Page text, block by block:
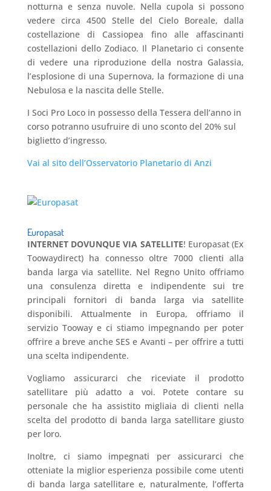
notturna e senza nuvole. Nella cupola si possono
vedere circa 4500 Stelle del Cielo Boreale, dalla
costellazione di Cassiopea fino alle affascinanti
costellazioni dello Zodiaco. Il Planetario ci consente
di vedere una riproduzione della nostra Galassia,
l’esplosione di una Supernova, la formazione di una
Nebulosa e la nascita delle Stelle.
I Soci Pro Loco in possesso della Tessera dell’anno in
corso potranno usufruire di uno sconto del 20% sul
biglietto d’ingresso.
Vai al sito dell’Osservatorio Planetario di Anzi
Europasat
INTERNET DOVUNQUE VIA SATELLITE! Europasat (Ex
Toowaydirect) ha connesso oltre 7000 clienti alla
banda larga via satellite. Nel Regno Unito offriamo
una consulenza diretta e indipendente sui tre
principali fornitori di banda larga via satellite
disponibili. Attualmente in Europa, offriamo il
servizio Tooway e ci stiamo impegnando per poter
offrire a breve anche SES e Avanti – per offrire a tutti
una scelta indipendente.
Vogliamo assicurarci che riceviate il prodotto
satellitare più adatto a voi. Potete contare su
personale che ha assistito migliaia di clienti nella
scelta del prodotto di banda larga satellitare giusto
per loro.
Inoltre, ci siamo impegnati per assicurarci che
otteniate la miglior esperienza possibile come utenti
di banda larga satellitare e, naturalmente, l’offerta